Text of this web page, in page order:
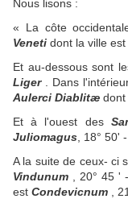
Nous lisons :
« La côte
Veneti dont la ville est
Et au-dessous sont
Liger. Dans
Aulerci Diablitæ dont
Et à l'ouest des
Juliomagus , 18° 50'
A la suite de ceux- ci
Vindunum , 20° 45 '
est Condevicnum ,